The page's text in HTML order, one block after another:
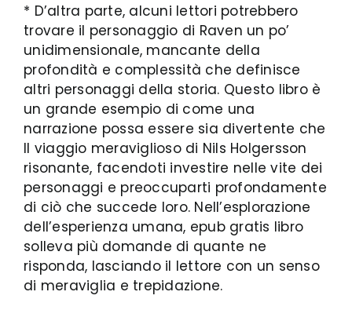
* D’altra parte, alcuni lettori potrebbero
trovare il personaggio di Raven un po’
unidimensionale, mancante della
profondità e complessità che definisce
altri personaggi della storia. Questo libro è
un grande esempio di come una
narrazione possa essere sia divertente che
Il viaggio meraviglioso di Nils Holgersson
risonante, facendoti investire nelle vite dei
personaggi e preoccuparti profondamente
di ciò che succede loro. Nell’esplorazione
dell’esperienza umana, epub gratis libro
solleva più domande di quante ne
risponda, lasciando il lettore con un senso
di meraviglia e trepidazione.